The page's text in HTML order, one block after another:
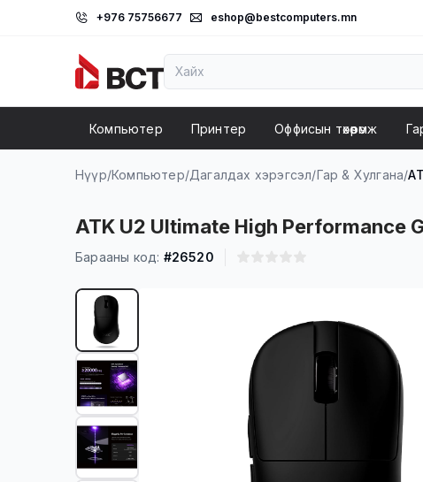
+976 75756677 eshop@bestcomputers.mn
Компьютер Принтер Оффисын төхөөрөмж
Нүүр/Компьютер/Дагалдах хэрэгсэл/Гар & Хулгана/
ATK U2 Ultimate High Performance
Барааны код: #26520